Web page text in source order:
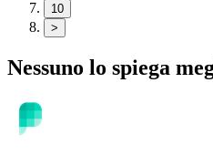
10
>
Nessuno lo spiega